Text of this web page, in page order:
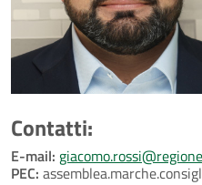
Contatti:
E-mail:
PEC: